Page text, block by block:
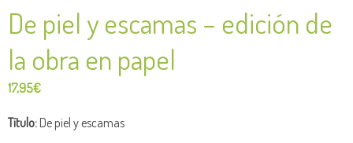
De piel y escamas – edición de
la obra en papel
17,95€
Título:De piel y escamas